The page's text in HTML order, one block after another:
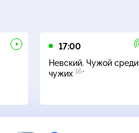
17:00
Невский. Чужой среди
чужих 16+